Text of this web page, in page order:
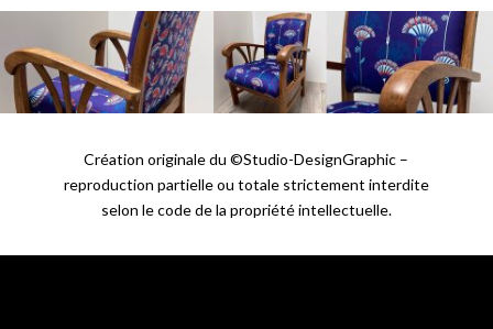
Création originale du ©Studio-DesignGraphic –
reproduction partielle ou totale strictement interdite
selon le code de la propriété intellectuelle.